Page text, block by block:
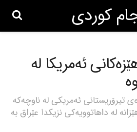
ئەمریکا لە
تیرۆریستانی ئەمریکی لە ناوچەکە
لە داهاتوویەکی نزیکدا عێراق بە